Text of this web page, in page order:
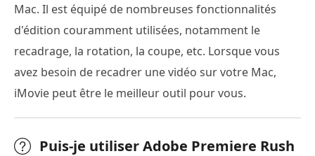
Mac. Il est équipé de nombreuses fonctionnalités
d'édition couramment utilisées, notamment le
recadrage, la rotation, la coupe, etc. Lorsque vous
avez besoin de recadrer une vidéo sur votre Mac,
iMovie peut être le meilleur outil pour vous.
Puis-je utiliser Adobe Premiere Rush